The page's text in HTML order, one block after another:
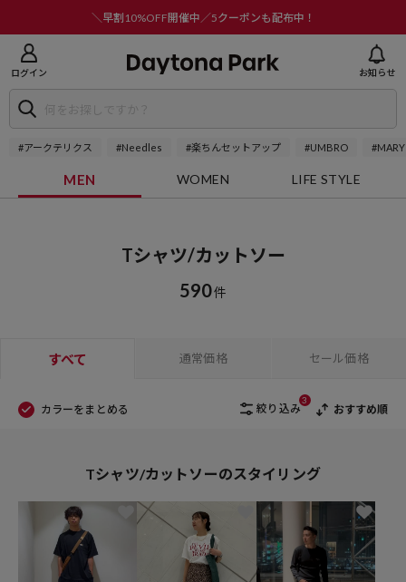
＼早割10%OFF開催中／5クーポンも配布中！
ログイン お知らせ
#アークテリクス #Needles #楽ちんセットアップ #UMBRO
MEN WOMEN LIFE STYLE
Tシャツ/カットソー
590件
すべて 通常価格 セール価格
カラーをまとめる 絞り込み
3
おすすめ順
Tシャツ/カットソーのスタイリング